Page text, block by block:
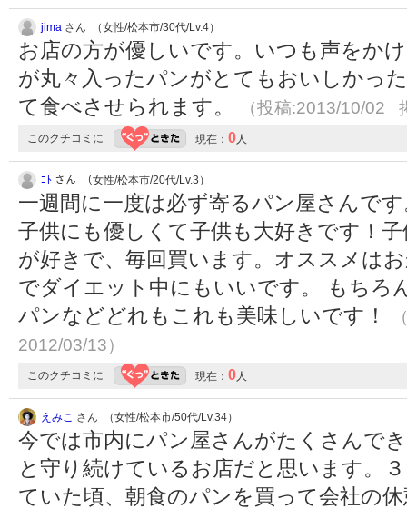
jima さん （女性/松本市/30代/Lv.4）
お店の方が優しいです。いつも声をか
が丸々入ったパンがとてもおいしかっ
て食べさせられます。
（投稿:2013/10/02
このクチコミに 現在： 0人
ｺﾄ さん （女性/松本市/20代/Lv.3）
一週間に一度は必ず寄るパン屋さんで
子供にも優しくて子供も大好きです！
が好きで、毎回買います。オススメは
でダイエット中にもいいです。 もちろ
パンなどどれもこれも美味しいです！
2012/03/13）
このクチコミに 現在： 0人
えみこ さん （女性/松本市/50代/Lv.34）
今では市内にパン屋さんがたくさんで
と守り続けているお店だと思います。
ていた頃、朝食のパンを買って会社の